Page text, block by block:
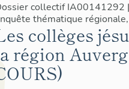
collectif IA00141292
thématique
collèges
région